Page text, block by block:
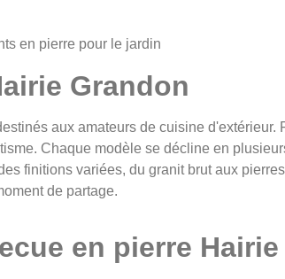
en pierre pour le jardin
Grandon
aux amateurs de cuisine d'extérieur.
Chaque modèle se décline en
finitions variées, du granit brut aux
de partage.
en pierre